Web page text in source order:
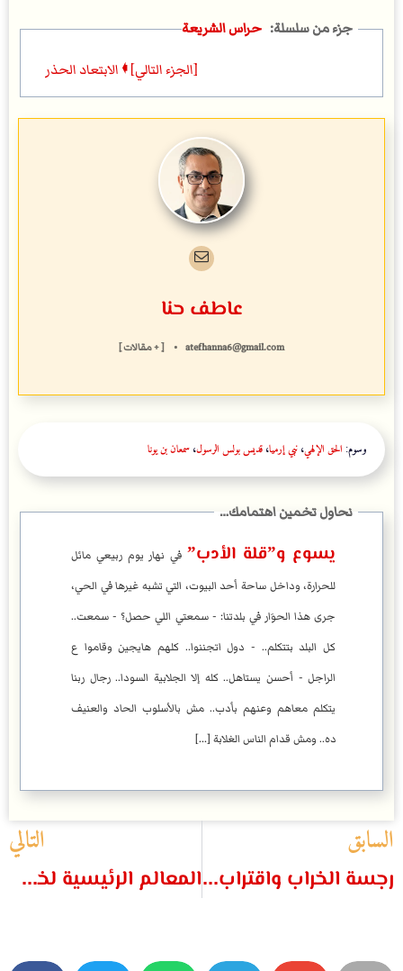
حراس الشريعة
[الجزء التالي] 🠼 الابتعاد الحذر
عاطف حنا
atefhanna6@gmail.com
• [ + مقالات ]
وسوم: الحق الإلهي، نبي إرميا، قديس بولس الرسول، سمعان بن يونا
يسوع و”قلة الأدب” في نهار يوم ربيعي مائل
للحرارة، وداخل ساحة أحد البيوت، التي تشبه غيرها في الحي،
جرى هذا الحوَار في بلدتنا: - سمعتي اللي حصل؟ - سمعت..
كل البلد بتتكلم.. - دول اتجننوا.. كلهم هايجين وقاموا ع
الراجل - أحسن يستاهل.. كله إلا الجلابية السودا.. رجال ربنا
يتكلم معاهم وعنهم بأدب.. مش بالأسلوب الحاد والعنيف
ده.. ومش قدام الناس الغلابة [...]
السابق
رجسة الخراب واقتراب الوقت
التالي
المعالم الرئيسية لخطة الخلاص في العهد القديم